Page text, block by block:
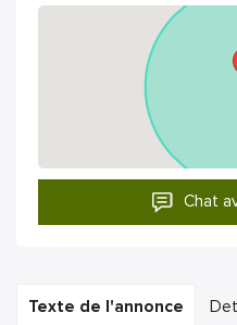
Chat
Texte de l'annonce